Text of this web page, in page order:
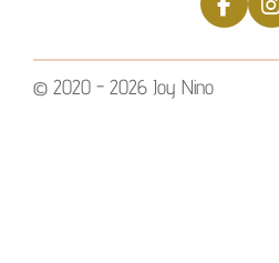
F
a
c
I
n
s
© 2020 - 2026 Joy Nino